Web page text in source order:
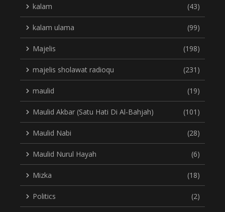
kalam (43)
kalam ulama (99)
Majelis (198)
majelis sholawat radioqu (231)
maulid (19)
Maulid Akbar (Satu Hati Di Al-Bahjah) (101)
Maulid Nabi (28)
Maulid Nurul Hayah (6)
Mizka (18)
Politics (2)